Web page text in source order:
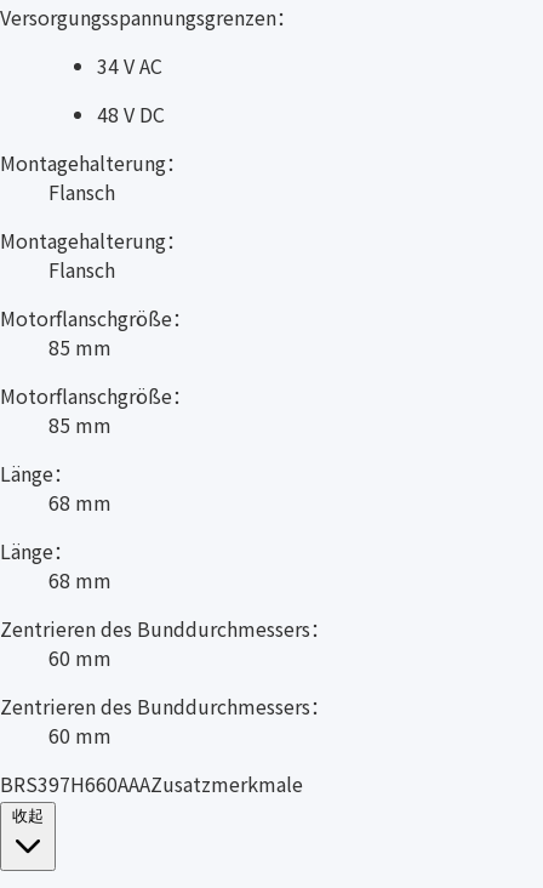
Versorgungsspannungsgrenzen：
34 V AC
48 V DC
Montagehalterung：
Flansch
Montagehalterung：
Flansch
Motorflanschgröße：
85 mm
Motorflanschgröße：
85 mm
Länge：
68 mm
Länge：
68 mm
Zentrieren des Bunddurchmessers：
60 mm
Zentrieren des Bunddurchmessers：
60 mm
BRS397H660AAAZusatzmerkmale